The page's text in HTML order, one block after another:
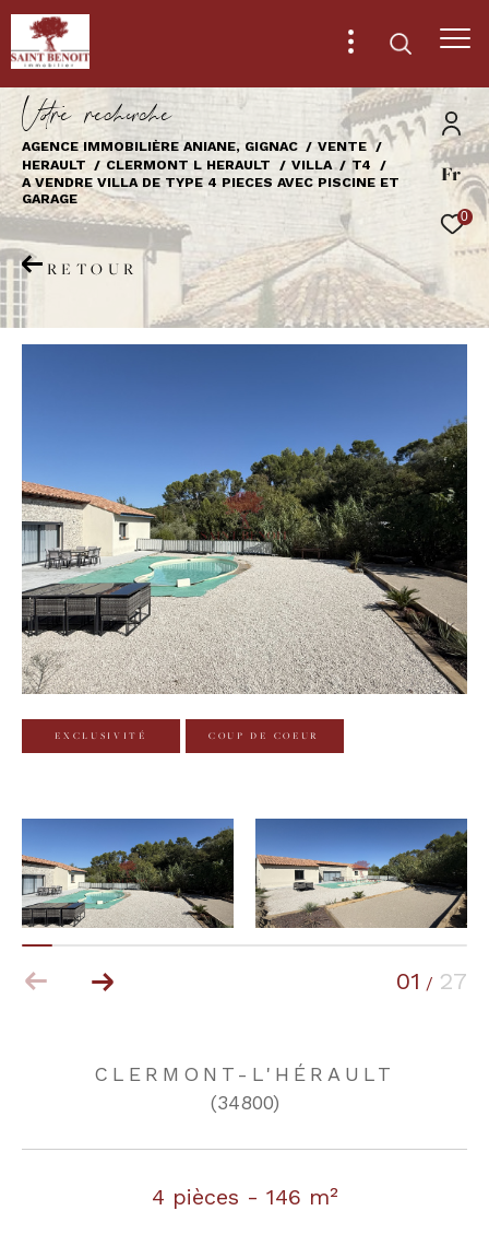
Fr
0
Vore recece
AGENCE IMMOBILIÈRE ANIANE, GIGNAC
VENTE
HERAULT
CLERMONT L HERAULT VILLA
T4
A VENDRE VILLA DE TYPE 4 PIECES AVEC PISCINE ET
GARAGE
RETOUR
EXCLUSIVITÉ COUP DE COEUR
01 / 27
CLERMONT-L'HÉRAULT
(34800)
4 pièces - 146 m²
Effectuer une recherche
et trouver le bien qui correspond à vos
critères
Vente
Budget
Budget
Surface
Surface
Pièces
Référence
AFFINER LES CRITÈRES
TERRASSE PARKING PISCINE
RECHERCHER